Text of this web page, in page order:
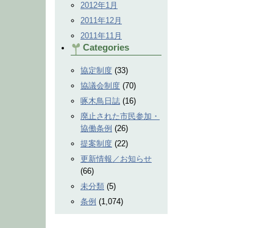
2012年1月
2011年12月
2011年11月
Categories
協定制度 (33)
協議会制度 (70)
啄木鳥日誌 (16)
廃止された市民参加・
協働条例 (26)
提案制度 (22)
更新情報／お知らせ
(66)
未分類 (5)
条例 (1,074)